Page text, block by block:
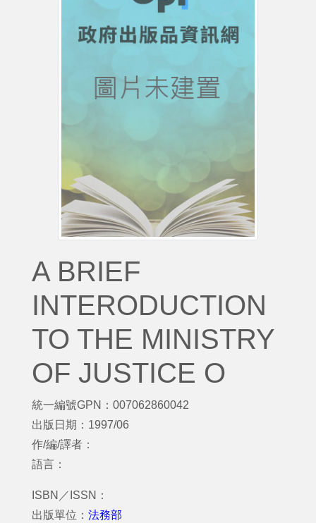
A BRIEF
INTERODUCTION
TO THE MINISTRY
OF JUSTICE O
統一編號GPN：007062860042
出版日期：1997/06
作/編/譯者：
語言：
ISBN／ISSN：
出版單位： 法務部